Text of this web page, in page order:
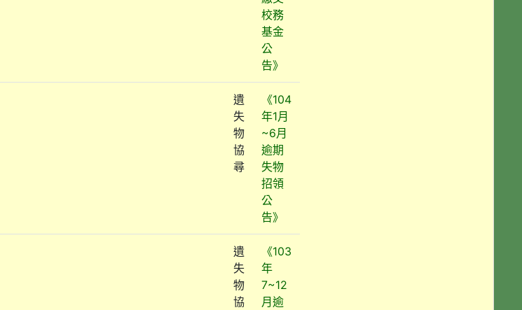
校務
基金
公
告》
遺
失
物
協
尋
《104
年1月
~6月
逾期
失物
招領
公
告》
遺
失
物
協
《103
年
7~12
月逾